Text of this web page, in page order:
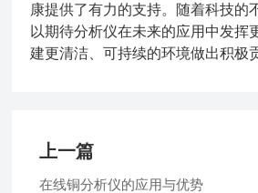
康提供了有力的支持。随着科技的
以期待分析仪在未来的应用中发挥
建更清洁、可持续的环境做出积极
上一篇
在线铜分析仪的应用与优势